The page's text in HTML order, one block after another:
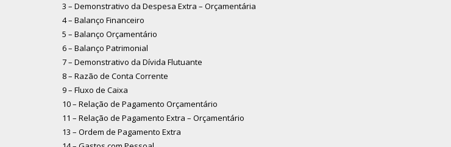
3 – Demonstrativo da Despesa Extra – Orçamentária
4 – Balanço Financeiro
5 – Balanço Orçamentário
6 – Balanço Patrimonial
7 – Demonstrativo da Dívida Flutuante
8 – Razão de Conta Corrente
9 – Fluxo de Caixa
10 – Relação de Pagamento Orçamentário
11 – Relação de Pagamento Extra – Orçamentário
13 – Ordem de Pagamento Extra